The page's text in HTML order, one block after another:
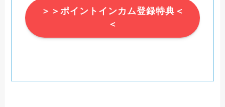
＞＞ポイントインカム登録特典＜
＜